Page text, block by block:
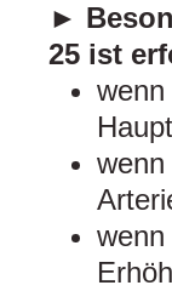
►
25 ist